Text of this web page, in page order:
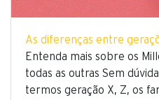
As diferenças entre
Entenda mais sobre os
todas as outras Sem
termos geração X, Z, os